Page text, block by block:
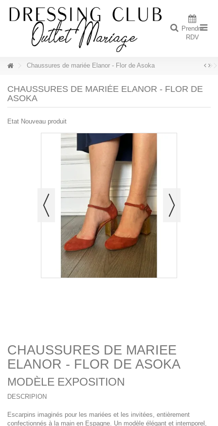
Prendre
RDV
Chaussures de mariée Elanor - Flor de Asoka
CHAUSSURES DE MARIÉE ELANOR - FLOR DE
ASOKA
Etat Nouveau produit
CHAUSSURES DE MARIEE
ELANOR - FLOR DE ASOKA
MODÈLE EXPOSITION
DESCRIPION
Escarpins imaginés pour les mariées et les invitées, entièrement
confectionnés à la main en Espagne. Un modèle élégant et intemporel,